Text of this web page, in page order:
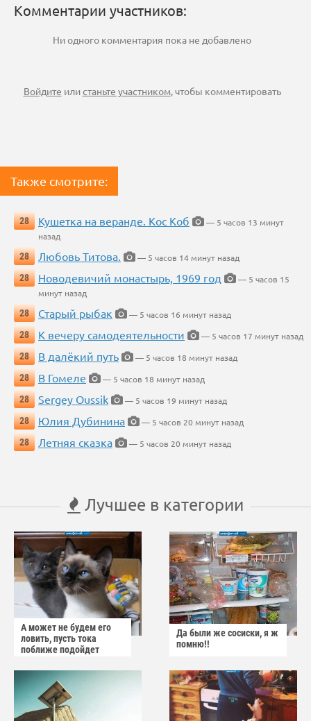
Комментарии участников:
Ни одного комментария пока не добавлено
Войдите илистаньте участником, чтобы комментировать
Также смотрите:
28 Кушетка на веранде. Кос Коб
— 5 часов 13 минут
назад
28
Любовь Титова.
— 5 часов 14 минут назад
28
Новодевичий монастырь, 1969 год
— 5 часов 15
минут назад
28
Старый рыбак
— 5 часов 16 минут назад
28
К вечеру самодеятельности
— 5 часов 17 минут назад
28
В далёкий путь
— 5 часов 18 минут назад
28
В Гомеле
— 5 часов 18 минут назад
28
Sergey Oussik
— 5 часов 19 минут назад
28
Юлия Дубинина
— 5 часов 20 минут назад
28
Летняя сказка — 5 часов 20 минут назад
Лучшее в категории
А может не будем его
ловить, пусть тока
поближе подойдет
Да были же сосиски, я ж
помню!!